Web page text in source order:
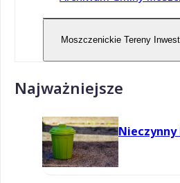
Moszczenickie Tereny
Najważniejsze
Nieczynny